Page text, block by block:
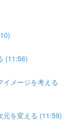
(11:56)
メージを考える
を変える (11:59)